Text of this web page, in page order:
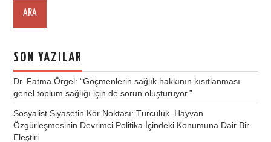
SON YAZILAR
Dr. Fatma Örgel: “Göçmenlerin sağlık hakkının kısıtlanması
genel toplum sağlığı için de sorun oluşturuyor.”
Sosyalist Siyasetin Kör Noktası: Türcülük. Hayvan
Özgürleşmesinin Devrimci Politika İçindeki Konumuna Dair Bir
Eleştiri